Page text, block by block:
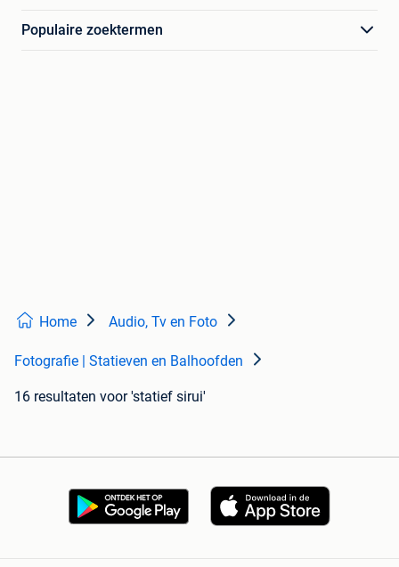
Populaire zoektermen
Home Audio, Tv en Foto
Fotografie | Statieven en Balhoofden
16 resultaten voor 'statief sirui'